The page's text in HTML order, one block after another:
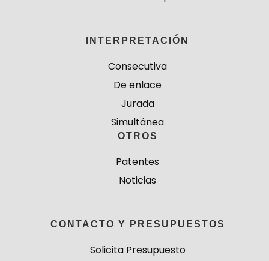
INTERPRETACIÓN
Consecutiva
De enlace
Jurada
Simultánea
OTROS
Patentes
Noticias
CONTACTO Y PRESUPUESTOS
Solicita Presupuesto